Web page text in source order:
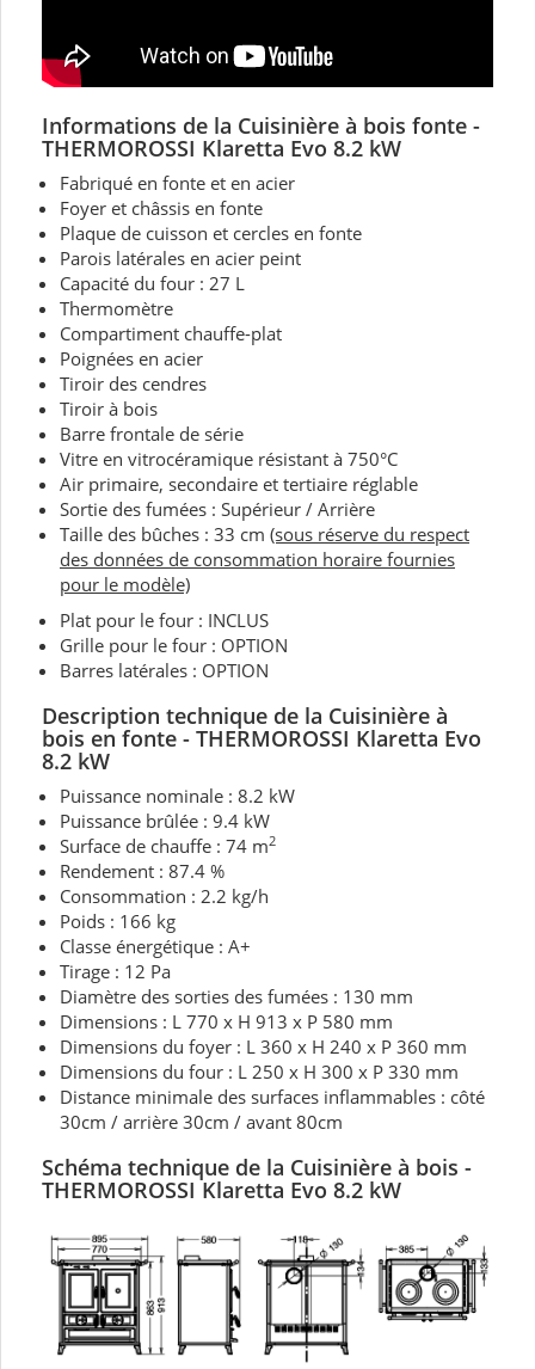
Informations de la Cuisinière à bois fonte -
THERMOROSSI Klaretta Evo 8.2 kW
Fabriqué en fonte et en acier
Foyer et châssis en fonte
Plaque de cuisson et cercles en fonte
Parois latérales en acier peint
Capacité du four : 27 L
Thermomètre
Compartiment chauffe-plat
Poignées en acier
Tiroir des cendres
Tiroir à bois
Barre frontale de série
Vitre en vitrocéramique résistant à 750°C
Air primaire, secondaire et tertiaire réglable
Sortie des fumées : Supérieur / Arrière
Taille des bûches : 33 cm (sous réserve du respect
des données de consommation horaire fournies
pour le modèle)
Plat pour le four : INCLUS
Grille pour le four : OPTION
Barres latérales : OPTION
Description technique de la Cuisinière à
bois en fonte - THERMOROSSI Klaretta Evo
8.2 kW
Puissance nominale : 8.2 kW
Puissance brûlée : 9.4 kW
Surface de chauffe : 74 m2
Rendement : 87.4 %
Consommation : 2.2 kg/h
Poids : 166 kg
Classe énergétique : A+
Tirage : 12 Pa
Diamètre des sorties des fumées : 130 mm
Dimensions : L 770 x H 913 x P 580 mm
Dimensions du foyer : L 360 x H 240 x P 360 mm
Dimensions du four : L 250 x H 300 x P 330 mm
Distance minimale des surfaces inflammables : côté
30cm / arrière 30cm / avant 80cm
Schéma technique de la Cuisinière à bois -
THERMOROSSIKlaretta Evo 8.2 kW